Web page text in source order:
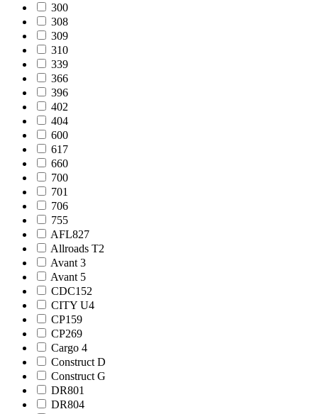
300
308
309
310
339
366
396
402
404
600
617
660
700
701
706
755
AFL827
Allroads T2
Avant 3
Avant 5
CDC152
CITY U4
CP159
CP269
Cargo 4
Construct D
Construct G
DR801
DR804